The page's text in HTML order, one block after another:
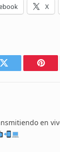
X
Twitter
en